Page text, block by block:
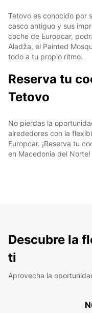
Tetovo es conocido por
casco antiguo y sus
coche de Europcar,
Aladža, el Painted
todo a tu propio ritmo.
Reserva tu
Tetovo
No pierdas la
alrededores con la
Europcar. ¡Reserva tu
en Macedonia del Norte!
Descubre la
ti
Aprovecha la